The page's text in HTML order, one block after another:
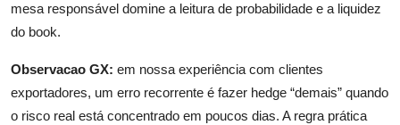
mesa responsável domine a leitura de probabilidade e a liquidez
do book.
Observacao GX: em nossa experiência com clientes
exportadores, um erro recorrente é fazer hedge “demais” quando
o risco real está concentrado em poucos dias. A regra prática